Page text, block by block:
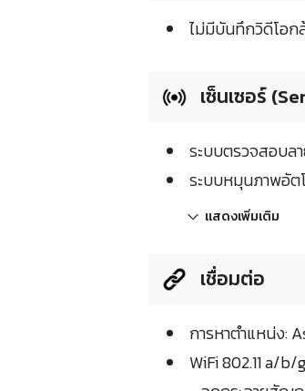
ไม่มีบันทึกวิดีโอก
เซ็นเซอร์
ระบบตรวจสอบล
ระบบหมุนภาพอัต
แสดงเพิ่มเติม
เชื่อมต่อ
การหาตำแหน่ง:
WiFi 802.11 a/